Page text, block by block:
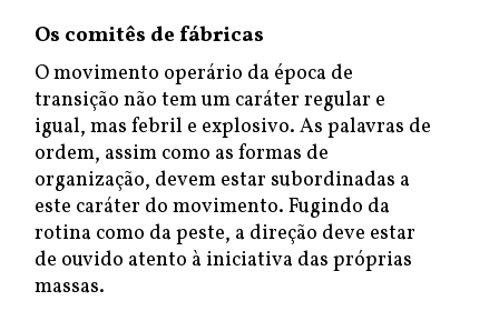
Os comitês de fábricas
O movimento operário da época de
transição não tem um caráter regular e
igual, mas febril e explosivo. As palavras de
ordem, assim como as formas de
organização, devem estar subordinadas a
este caráter do movimento. Fugindo da
rotina como da peste, a direção deve estar
de ouvido atento à iniciativa das próprias
massas.